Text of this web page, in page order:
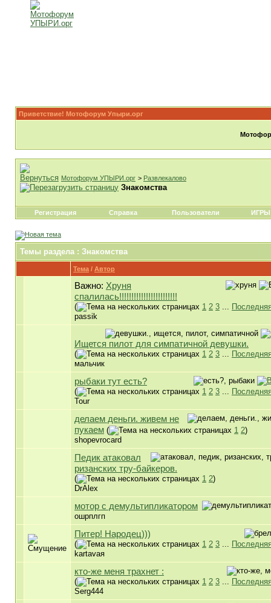
Приветствие! Мотофорум Упыри.орг
Мотофорум УПЫРИ.орг > Развлекалово
Знакомства
Регистрация Справка Пользователи ИГРЫ
Темы раздела: Знакомства
Тема / Автор
Важно: Хруня
спалилась!!!!!!!!!!!!!!!!!!!!!!!!
( 1 2 3 ...
passik
Ищется пилот для симпатичной девушки.
( 1 2 3 ...
мальчик
рыбаки тут есть?
( 1 2 3 ...
Tour
делаем деньги. живем не
пукаем ( 1 2)
shopevrocard
Педик атаковал
ризанских тру-байкеров.
( 1 2)
DrAlex
мотор с демультипликатором
ошрплгп
Питер! Народец)))
( 1 2 3 ...
kartavaя
кто-же меня трахнет :
( 1 2 3 ...
Serg444